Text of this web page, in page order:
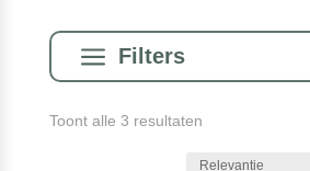
a Filters
Toont alle 3 resultatenGesorteerd